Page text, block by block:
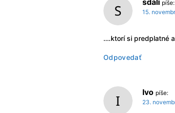
sdali píše:
15.
….ktorí si predplatné
Odpovedať
Ivo píše:
23.